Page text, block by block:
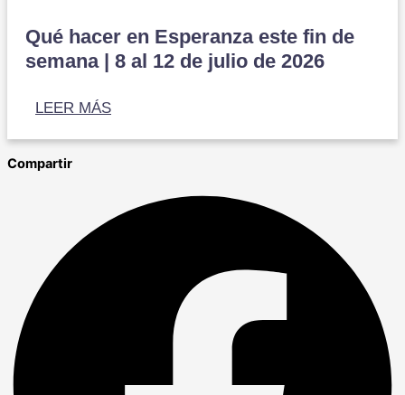
Qué hacer en Esperanza este fin de
semana | 8 al 12 de julio de 2026
LEER MÁS
Compartir